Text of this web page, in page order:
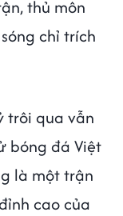
thủ môn
chỉ trích
trôi qua vẫn
bóng đá Việt
là một trận
cao của